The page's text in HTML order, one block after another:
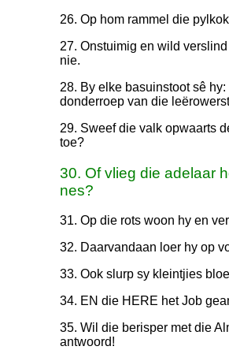
26. Op hom rammel die
27. Onstuimig en wild
nie.
28. By elke basuinstoot sê
donderroep van die
29. Sweef die valk opwaarts
toe?
30. Of vlieg die adelaar
nes?
31. Op die rots woon hy en
32. Daarvandaan loer hy op
33. Ook slurp sy kleintjies
34. EN die HERE het Job
35. Wil die berisper met die
antwoord!